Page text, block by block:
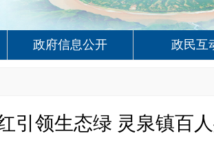
政府信息公开 政民互
引领生态绿 灵泉镇百